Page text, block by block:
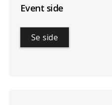
Event side
Se side